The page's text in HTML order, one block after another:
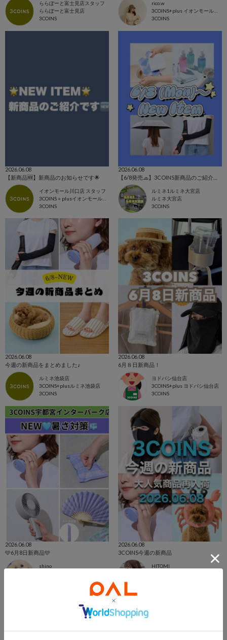
ららぽーと富士見店スタッフ
ららぽーと富士見店
3COINS
rico.w
3COINS+plus イオンモール日吉津店
3COINS
2026.06.08
【新商品🆕】新商品のお知らせです🌟
イオンモール川口店 スタッフ
3COINS＋plusイオンモール川口店
3COINS
2026.06.08
ルミネ1ルミネ大宮店
ルミネ大宮店
3COINS
2026.06.08
今週の新商品をまとめました♪
ルミネ池袋店
3COINS+plusルミネ池袋店
3COINS
2026.06.08
6月８日新商品！
ヨドバシ仙台店
3COINS+plus ヨドバシ仙台店
3COINS
2026.06.08
🩵6月8日新商品🩵
shino
2026.06.08
3COINS今週の新商品
HITOMI